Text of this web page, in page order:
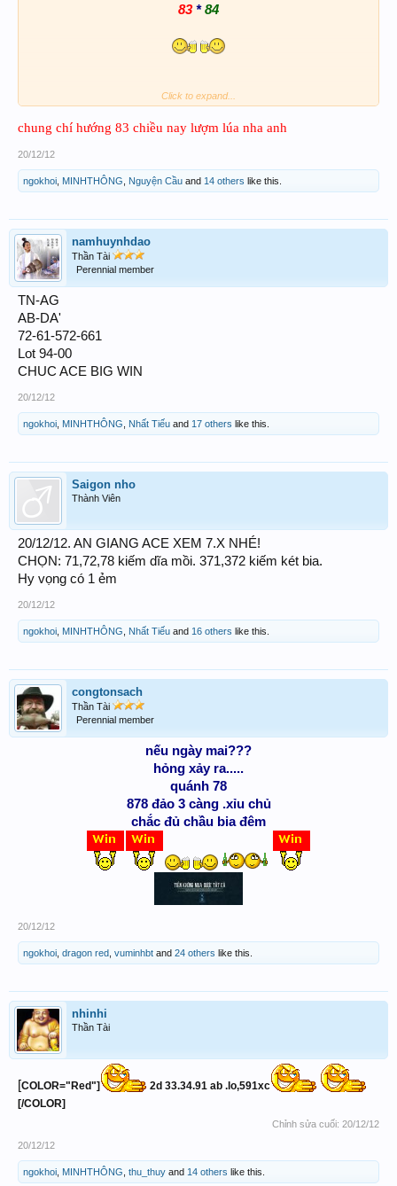
83 * 84
Click to expand...
chung chí hướng 83 chiều nay lượm lúa nha anh
20/12/12
ngokhoi MINHTHÔNG Nguyện Cầu and 14 others like this.
namhuynhdao
Thần Tài
Perennial member
TN-AG
AB-DA'
72-61-572-661
Lot 94-00
CHUC ACE BIG WIN
20/12/12
ngokhoi MINHTHÔNG Nhất Tiếu and 17 others like this.
Saigon nho
Thành Viên
20/12/12. AN GIANG ACE XEM 7.X NHÉ!
CHỌN: 71,72,78 kiếm dĩa mồi. 371,372 kiếm két bia.
Hy vọng có 1 ẻm
20/12/12
ngokhoi MINHTHÔNG Nhất Tiếu and 16 others like this.
congtonsach
Thần Tài
Perennial member
nếu ngày mai???
hỏng xảy ra.....
quánh 78
878 đảo 3 càng .xỉu chủ
chắc đủ chầu bia đêm
20/12/12
ngokhoi dragon red vuminhbt and 24 others like this.
nhinhi
Thần Tài
[COLOR="Red"]
2d 33.34.91 ab .lo,591xc
[/COLOR]
Chỉnh sửa cuối: 20/12/12
20/12/12
ngokhoi MINHTHÔNG thu_thuy and 14 others like this.